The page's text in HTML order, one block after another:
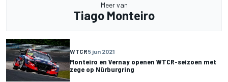
Meer van
Tiago Monteiro
WTCR5 jun 2021
Monteiro en Vernay openen WTCR-seizoen met
zege op Nürburgring